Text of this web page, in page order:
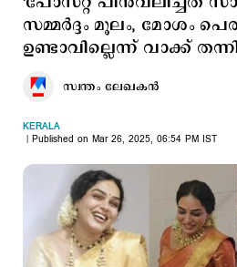
സമ്മർദ്ദം മൂലം, മോശം
ഉണ്ടാവില്ലെന്ന് വാക്ക്
സ്വന്തം ലേഖകൻ
KERALA
Published on Mar 26, 2025, 06:54 PM IST